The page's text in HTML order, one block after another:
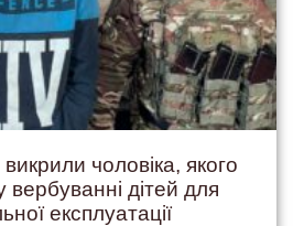
чоловіка, якого
вербуванні дітей для
експлуатації